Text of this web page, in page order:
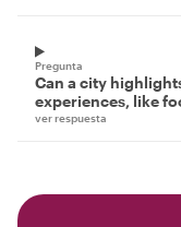
Pregunta
Can a city
experiences, like
ver respuesta